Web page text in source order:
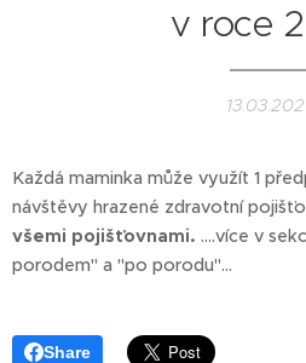
v roce
Každá maminka může využít 1
návštěvy hrazené zdravotní
všemi pojišťovnami. ....více v
porodem" a "po porodu"...
Share